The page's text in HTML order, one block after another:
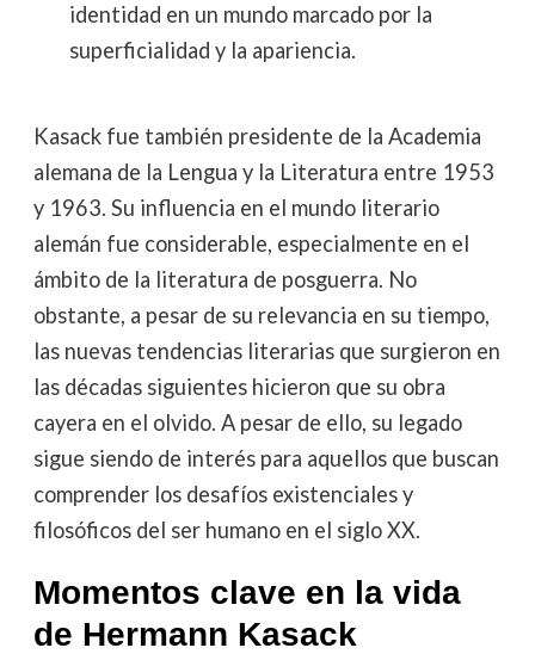
identidad en un mundo marcado por la
superficialidad y la apariencia.
Kasack fue también presidente de la Academia
alemana de la Lengua y la Literatura entre 1953
y 1963. Su influencia en el mundo literario
alemán fue considerable, especialmente en el
ámbito de la literatura de posguerra. No
obstante, a pesar de su relevancia en su tiempo,
las nuevas tendencias literarias que surgieron en
las décadas siguientes hicieron que su obra
cayera en el olvido. A pesar de ello, su legado
sigue siendo de interés para aquellos que buscan
comprender los desafíos existenciales y
filosóficos del ser humano en el siglo XX.
Momentos clave en la vida
de Hermann Kasack